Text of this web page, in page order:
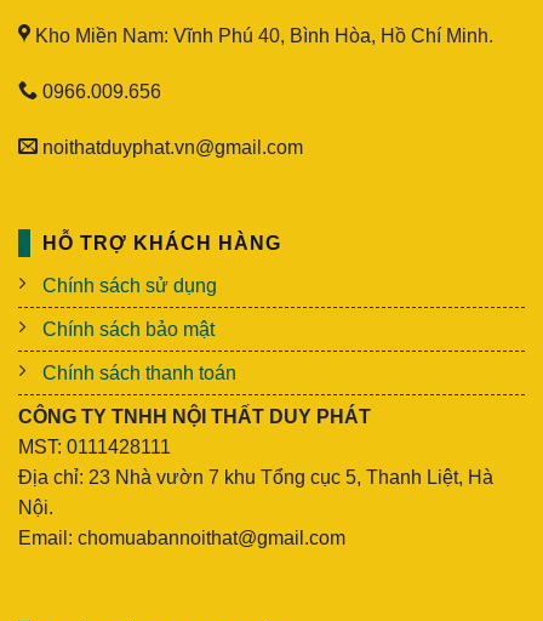
Kho Miền Nam: Vĩnh Phú 40, Bình Hòa, Hồ Chí Minh.
0966.009.656
noithatduyphat.vn@gmail.com
HỖ TRỢ KHÁCH HÀNG
Chính sách sử dụng
Chính sách bảo mật
Chính sách thanh toán
CÔNG TY TNHH NỘI THẤT DUY PHÁT
MST: 0111428111
Địa chỉ: 23 Nhà vườn 7 khu Tổng cục 5, Thanh Liệt, Hà
Nội.
Email: chomuabannoithat@gmail.com